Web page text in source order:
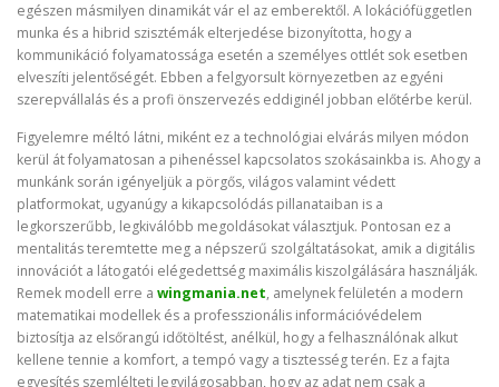
egészen másmilyen dinamikát vár el az emberektől. A lokációfüggetlen
munka és a hibrid szisztémák elterjedése bizonyította, hogy a
kommunikáció folyamatossága esetén a személyes ottlét sok esetben
elveszíti jelentőségét. Ebben a felgyorsult környezetben az egyéni
szerepvállalás és a profi önszervezés eddiginél jobban előtérbe kerül.
Figyelemre méltó látni, miként ez a technológiai elvárás milyen módon
kerül át folyamatosan a pihenéssel kapcsolatos szokásainkba is. Ahogy a
munkánk során igényeljük a pörgős, világos valamint védett
platformokat, ugyanúgy a kikapcsolódás pillanataiban is a
legkorszerűbb, legkiválóbb megoldásokat választjuk. Pontosan ez a
mentalitás teremtette meg a népszerű szolgáltatásokat, amik a digitális
innovációt a látogatói elégedettség maximális kiszolgálására használják.
Remek modell erre a wingmania.net, amelynek felületén a modern
matematikai modellek és a professzionális információvédelem
biztosítja az elsőrangú időtöltést, anélkül, hogy a felhasználónak alkut
kellene tennie a komfort, a tempó vagy a tisztesség terén. Ez a fajta
egyesítés szemlélteti legvilágosabban, hogy az adat nem csak a